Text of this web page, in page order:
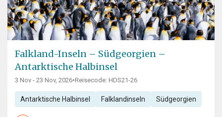
Falkland-Inseln – Südgeorgien –
Antarktische Halbinsel
3 Nov - 23 Nov, 2026•Reisecode: HDS21-26
Antarktische Halbinsel Falklandinseln Südgeorgien